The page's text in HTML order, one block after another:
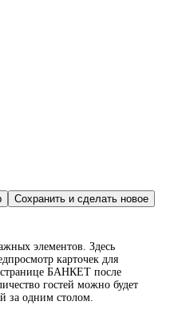
Сохранить и сделать новое
элементов. Здесь
карточек для
БАНКЕТ после
гостей можно будет
за одним столом.